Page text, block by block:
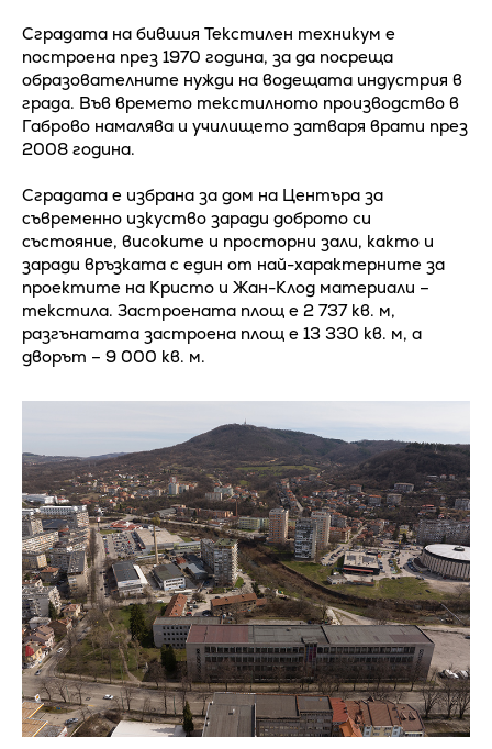
Сградата на бившия Текстилен техникум е
построена през 1970 година, за да посреща
образователните нужди на водещата индустрия в
града. Във времето текстилното производство в
Габрово намалява и училището затваря врати през
2008 година.
Сградата е избрана за дом на Центъра за
съвременно изкуство заради доброто си
състояние, високите и просторни зали, както и
заради връзката с един от най-характерните за
проектите на Кристо и Жан-Клод материали –
текстила. Застроената площ е 2 737 кв. м,
разгънатата застроена площ е 13 330 кв. м, а
дворът – 9 000 кв. м.